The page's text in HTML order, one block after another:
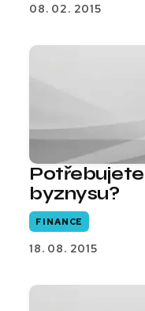
08. 02. 2015
byznysu?
FINANCE
18. 08. 2015